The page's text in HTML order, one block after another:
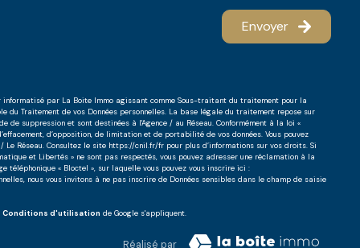
Envoyer
par La Boite Immo agissant comme Sous-traitant du traitement pour la
du Traitement de vos Données personnelles. La base légale du traitement repose sur
de suppression et sont destinées à l'Agence / au Réseau. Conformément à la loi «
d’opposition, de limitation et de portabilité de vos données. Vous pouvez
Réseau. Consultez le site https://cnil.fr/frpour plus d’informations sur vos droits. Si
et Libertés » ne sont pas respectés, vous pouvez adresser une réclamation à la
téléphonique « Bloctel », sur laquelle vous pouvez vous inscrire ici :
nous vous invitons à ne pas inscrire de Données sensibles dans le champ de saisie
Conditions d'utilisation de Google s'appliquent.
Réalisé par